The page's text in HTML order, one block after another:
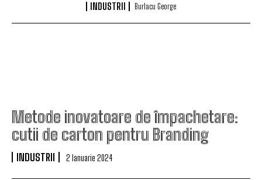
INDUSTRII Burlacu George
Metode inovatoare de împachetare:
cutii de carton pentru Branding
INDUSTRII 2 Ianuarie 2024